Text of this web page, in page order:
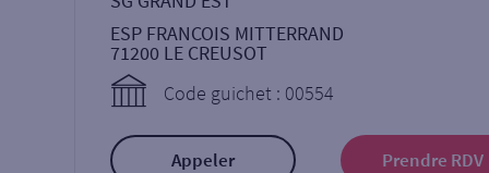
ESP FRANCOIS MITTERRAND
71200 LE CREUSOT
Code guichet : 00554
Appeler Prendre RDV